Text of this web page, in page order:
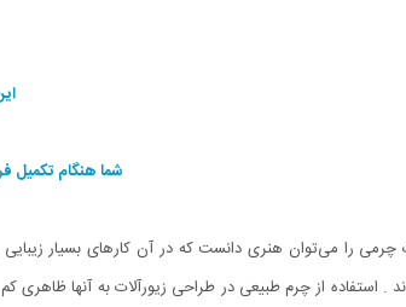
شما هنگام تکمیل
چرمی را می‌توان هنری دانست که در آن کارهای بسیار
اند . استفاده از چرم طبیعی در طراحی زیورآلات به آنها